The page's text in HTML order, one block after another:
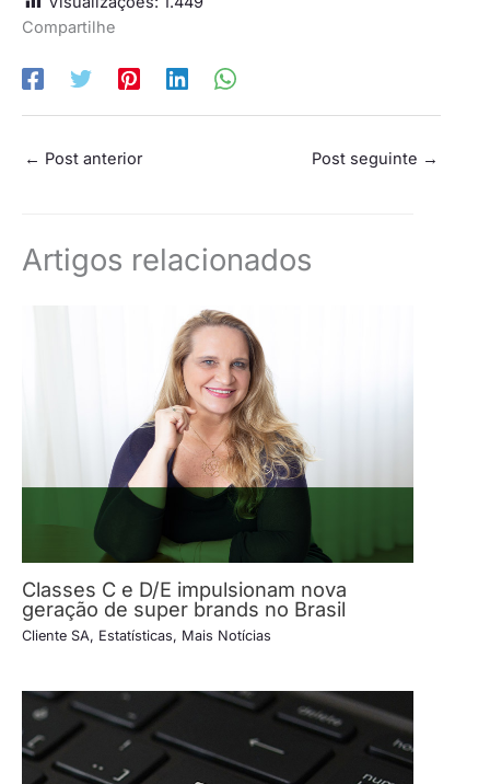
Compartilhe
← Post anterior Post seguinte →
Artigos relacionados
Classes C e D/E impulsionam nova
geração de super brands no Brasil
Cliente SA, Estatísticas, Mais Notícias